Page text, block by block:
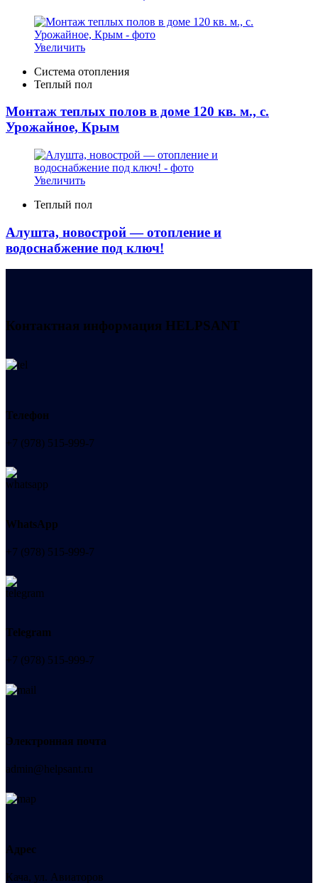
Увеличить
Система отопления
Теплый пол
Монтаж теплых полов в доме 120 кв. м., с.
Урожайное, Крым
Увеличить
Теплый пол
Алушта, новострой — отопление и
водоснабжение под ключ!
Контактная информация HELPSANT
Телефон
+7 (978) 515-999-7
WhatsApp
+7 (978) 515-999-7
Telegram
+7 (978) 515-999-7
Электронная почта
admin@helpsant.ru
Адрес
Кача, ул. Авиаторов